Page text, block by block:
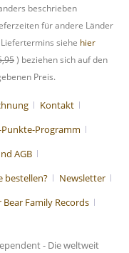
beschrieben
für andere Länder
siehe hier
) beziehen sich auf den
Preis.
Kontakt
Programm
AGB
bestellen?
Newsletter
Bear Family Records
- Die weltweit